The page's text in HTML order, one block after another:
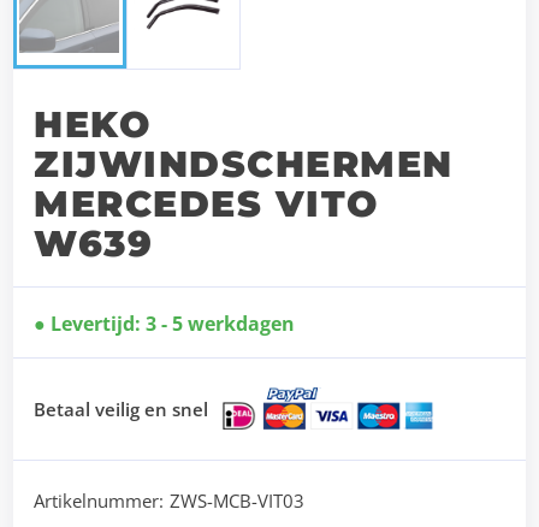
HEKO
ZIJWINDSCHERMEN
MERCEDES VITO
W639
Levertijd: 3 - 5 werkdagen
Betaal veilig en snel
Artikelnummer: ZWS-MCB-VIT03